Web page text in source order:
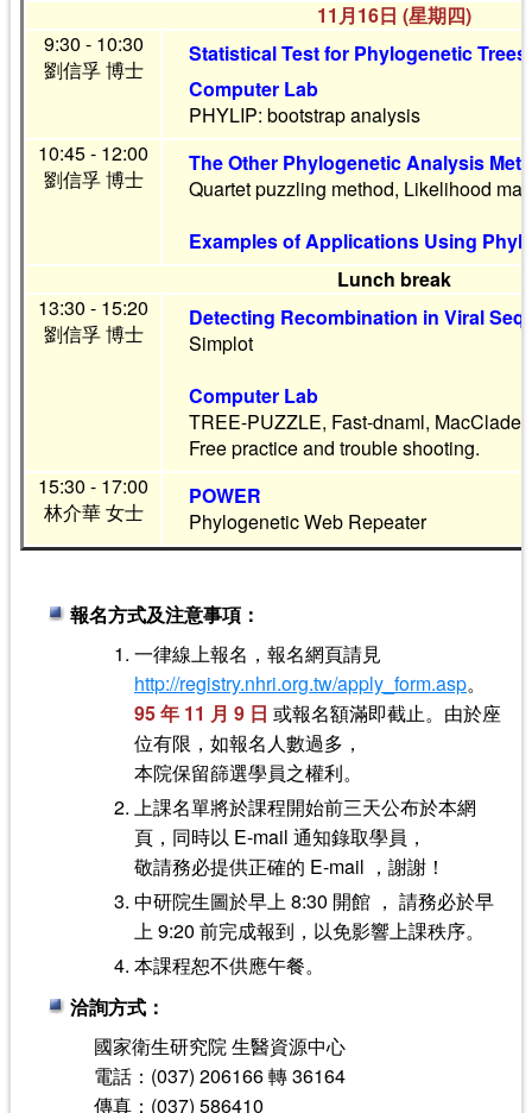
11月16日 (星期四)
9:30 - 10:30
劉信孚 博士
Statistical Test for Phylogenetic Trees
Computer Lab
PHYLIP: bootstrap analysis
10:45 - 12:00
劉信孚 博士
The Other Phylogenetic Analysis
Quartet puzzling method, Likelihood
Examples of Applications Using
Lunch break
13:30 - 15:20
劉信孚 博士
Detecting Recombination in Viral
Simplot
Computer Lab
TREE-PUZZLE, Fast-dnaml,
Free practice and trouble shooting.
15:30 - 17:00
林介華 女士
POWER
Phylogenetic Web Repeater
報名方式及注意事項：
一律線上報名，報名網頁請見
http://registry.nhri.org.tw/apply_form.asp。
95 年 11 月 9 日 或報名額滿即截止。由於座
位有限，如報名人數過多，
本院保留篩選學員之權利。
上課名單將於課程開始前三天公布於本網
頁，同時以 E-mail 通知錄取學員，
敬請務必提供正確的 E-mail ，謝謝！
中研院生圖於早上 8:30 開館 ， 請務必於早
上 9:20 前完成報到，以免影響上課秩序。
本課程恕不供應午餐。
洽詢方式：
國家衛生研究院 生醫資源中心
電話：(037) 206166 轉 36164
傳真：(037) 586410